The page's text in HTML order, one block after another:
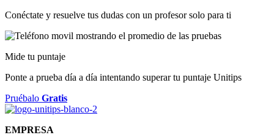
Conéctate y resuelve tus dudas con un profesor solo para ti
Mide tu puntaje
Ponte a prueba día a día intentando superar tu puntaje Unitips
Pruébalo Gratis
EMPRESA